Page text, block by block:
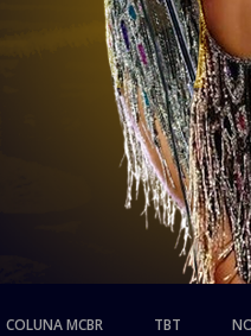
COLUNA MCBR TBT